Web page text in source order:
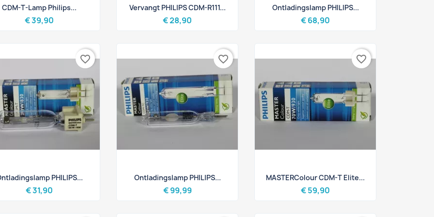
Snel bekijken
CDM-T-Lamp Philips...
€ 39,90
Snel bekijken
Vervangt PHILIPS CDM-R111...
€ 28,90
Snel bekijken
Ontladingslamp PHILIPS...
€ 68,90
Snel bekijken
PHILIPS...
€ 31,90
favorite_border
Snel bekijken
Ontladingslamp PHILIPS...
€ 99,99
favorite_border
Snel bekijken
MASTERColour CDM-T Elite...
€ 59,90
favorite_border